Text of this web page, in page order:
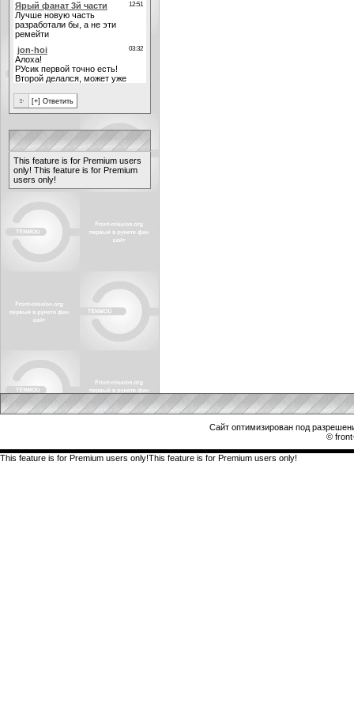
This feature is for Premium users
only! This feature is for Premium
users only!
Сайт оптимизирован под
©
This feature is for Premium users only!This feature is for Premium users only!